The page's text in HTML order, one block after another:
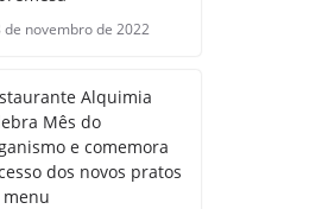
de novembro de 2022
Alquimia
Mês do
e comemora
dos novos pratos